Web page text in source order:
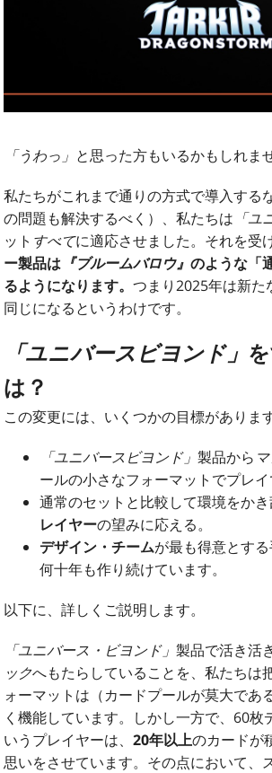
「うわっ」 と思った方もいるかもしれませ
私たちがこれまで通りの方式で導入する
の問題も解決するべく）、私たちは 「
ット すべてに適応させました。それを受け
ー製品は 『ブルームバロウ』 のような「
るようになります。 つまり2025年は新た
同じになるというわけです。
「ユニバースビヨンド」
は？
この変更には、いくつかの目標があります
「ユニバースビヨンド」 製品から
ールの小さなフォーマットでプレイ
通常のセットと比較して環境をか
レイヤーの望みに応える。
デザイン・チームが最も得意とす
何十年も作り続けています。
以下に、詳しくご説明します。
「ユニバース・ビヨンド」 製品で活き活
ックへもたらしていることを、私たちは
ォーマットは（カードプールが莫大であ
く機能しています。しかし一方で、60枚
いうプレイヤーは、 20年以上のカードが
思いをさせています。その点において、